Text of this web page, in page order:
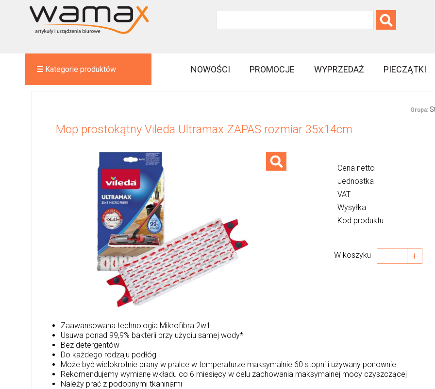
Kategorie produktów NOWOŚCI PROMOCJE WYPRZEDAŻ PIECZĄTKI
Grupa:
Mop prostokątny Vileda Ultramax ZAPAS rozmiar 35x14cm
Cena netto
Jednostka
VAT
Wysyłka
Kod produktu
W koszyku - +
Zaawansowana technologia Mikrofibra 2w1
Usuwa ponad 99,9% bakterii przy użyciu samej wody*
Bez detergentów
Do każdego rodzaju podłóg
Może być wielokrotnie prany w pralce w temperaturze maksymalnie 60 stopni i używany ponownie
Rekomendujemy wymianę wkładu co 6 miesięcy w celu zachowania maksymalnej mocy czyszczącej
Należy prać z podobnymi tkaninami